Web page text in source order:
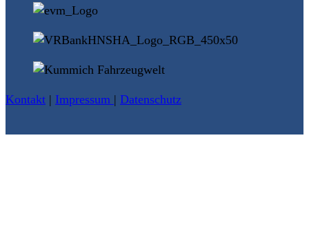
Kontakt | Impressum | Datenschutz